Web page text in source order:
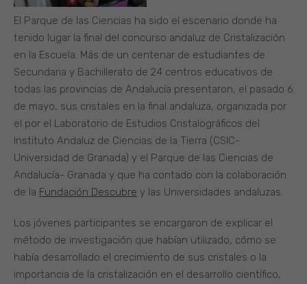
El Parque de las Ciencias ha sido el escenario donde ha
tenido lugar la final del concurso andaluz de Cristalización
en la Escuela. Más de un centenar de estudiantes de
Secundaria y Bachillerato de 24 centros educativos de
todas las provincias de Andalucía presentaron, el pasado 6
de mayo, sus cristales en la final andaluza, organizada por
el por el Laboratorio de Estudios Cristalográficos del
Instituto Andaluz de Ciencias de la Tierra (CSIC-
Universidad de Granada) y el Parque de las Ciencias de
Andalucía- Granada y que ha contado con la colaboración
de la Fundación Descubre y las Universidades andaluzas.
Los jóvenes participantes se encargaron de explicar el
método de investigación que habían utilizado, cómo se
había desarrollado el crecimiento de sus cristales o la
importancia de la cristalización en el desarrollo científico,